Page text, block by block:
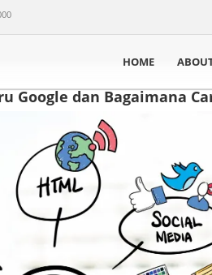
HOME
Google dan Bagaimana